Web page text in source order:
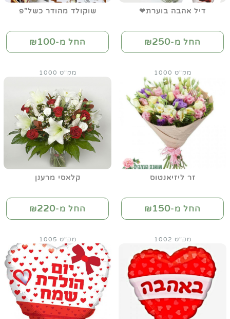
דיל אהבה בוערת❤
החל מ-₪250
שוקולד מהודר כשל"פ
החל מ-₪100
זר ליזיאנטוס
מק"ט 1000
החל מ-₪150
קלאסי מרענן
מק"ט 1000
החל מ-₪220
מק"ט 1002 מק"ט 1005